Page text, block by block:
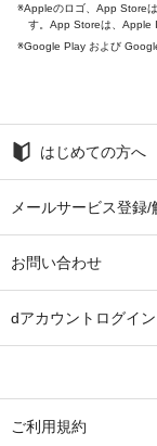
Appleのロゴ、App Store
す。App Storeは、Apple
Google Play および
はじめての方へ
メールサービス登録/
お問い合わせ
dアカウントログイン
ご利用規約